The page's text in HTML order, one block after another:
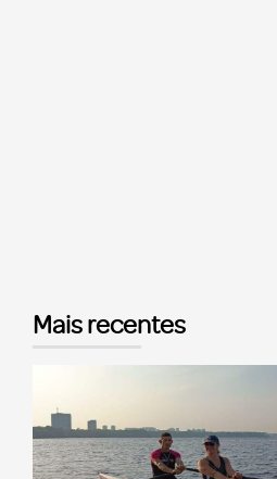
Mais recentes